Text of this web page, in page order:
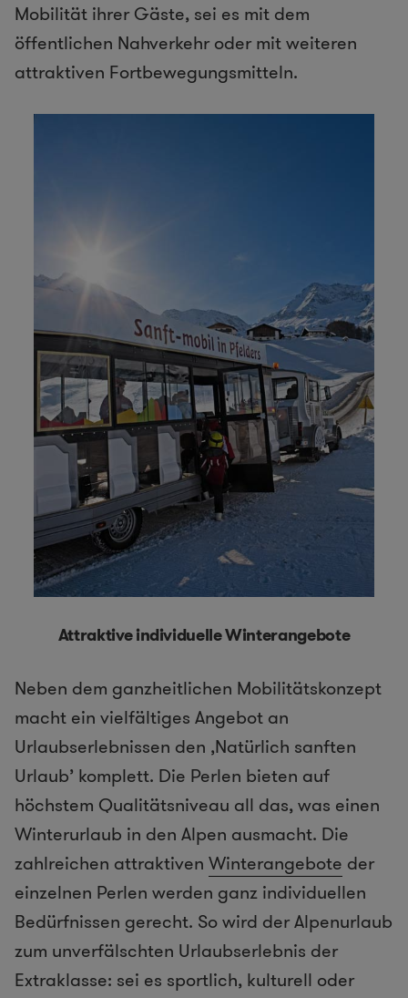
Mobilität ihrer Gäste, sei es mit dem
öffentlichen Nahverkehr oder mit weiteren
attraktiven Fortbewegungsmitteln.
Attraktive individuelle Winterangebote
Neben dem ganzheitlichen Mobilitätskonzept
macht ein vielfältiges Angebot an
Urlaubserlebnissen den ‚Natürlich sanften
Urlaub’ komplett. Die Perlen bieten auf
höchstem Qualitätsniveau all das, was einen
Winterurlaub in den Alpen ausmacht. Die
zahlreichen attraktiven Winterangebote der
einzelnen Perlen werden ganz individuellen
Bedürfnissen gerecht. So wird der Alpenurlaub
zum unverfälschten Urlaubserlebnis der
Extraklasse: sei es sportlich, kulturell oder